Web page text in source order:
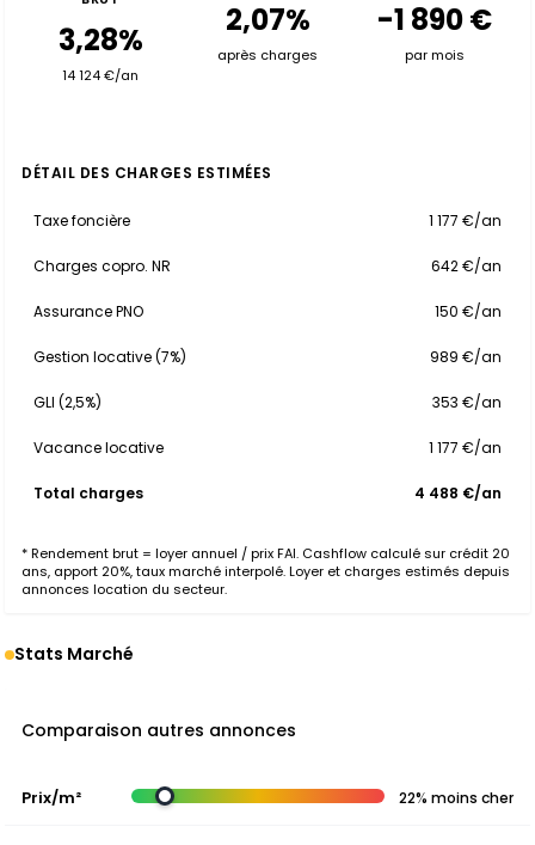
3,28%
14 124 €/an
2,07%
après charges
-1 890 €
par mois
DÉTAIL DES CHARGES ESTIMÉES
Taxe foncière 1 177 €/an
Charges copro. NR 642 €/an
Assurance PNO 150 €/an
Gestion locative (7%) 989 €/an
GLI (2,5%) 353 €/an
Vacance locative 1 177 €/an
Total charges 4 488 €/an
* Rendement brut = loyer annuel / prix FAI. Cashflow calculé sur crédit 20
ans, apport 20%, taux marché interpolé. Loyer et charges estimés depuis
annonces location du secteur.
Stats Marché
Comparaison autres annonces
Prix/m² 22% moins cher